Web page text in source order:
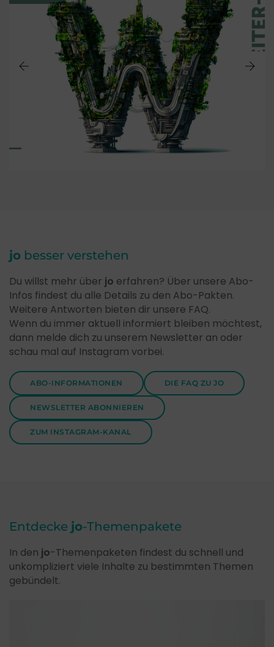
jo besser verstehen
Du willst mehr über jo erfahren? Über unsere Abo-
Infos findest du alle Details zu den Abo-Pakten.
Weitere Antworten bieten dir unsere FAQ.
Wenn du immer aktuell informiert bleiben möchtest,
dann melde dich zu unserem Newsletter an oder
schau mal auf Instagram vorbei.
ABO-INFORMATIONEN DIE FAQ ZU JO
NEWSLETTER ABONNIEREN
ZUM INSTAGRAM-KANAL
Entdecke jo-Themenpakete
In den jo-Themenpaketen findest du schnell und
unkompliziert viele Inhalte zu bestimmten Themen
gebündelt.